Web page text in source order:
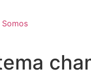
Somos